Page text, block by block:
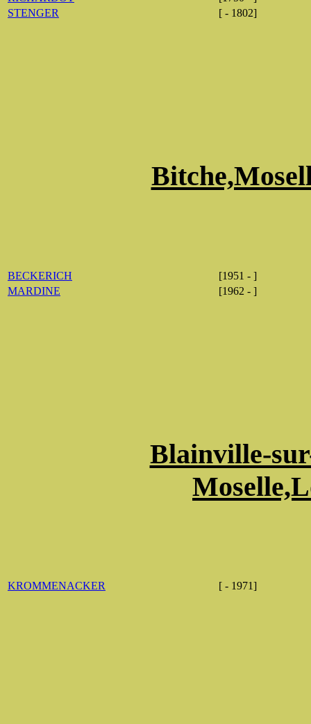
STENGER
[ - 1802]
BECKERICH
[1951 - ]
MARDINE
[1962 - ]
Blainville-
KROMMENACKER [ - 1971]